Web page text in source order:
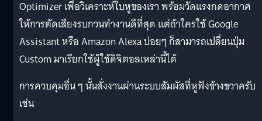
Optimizer เพื่อวิเคราะห์ใบหูของเรา พร้อมวัดแรงกดอากาศ
ให้การตัดเสียงรบกวนทำงานดีที่สุด แต่ถ้าใครใช้ Google
Assistant หรือ Amazon Alexa บ่อยๆ ก็สามารถเปลี่ยนปุ่ม
Custom มาเรียกใช้ผู้ใช้ดิจิตอลเหล่านี้ได้
การควบคุมอื่น ๆ นั้นสั่งงานผ่านระบบสัมผัสที่หูฟังข้างขวาครับ
เช่น